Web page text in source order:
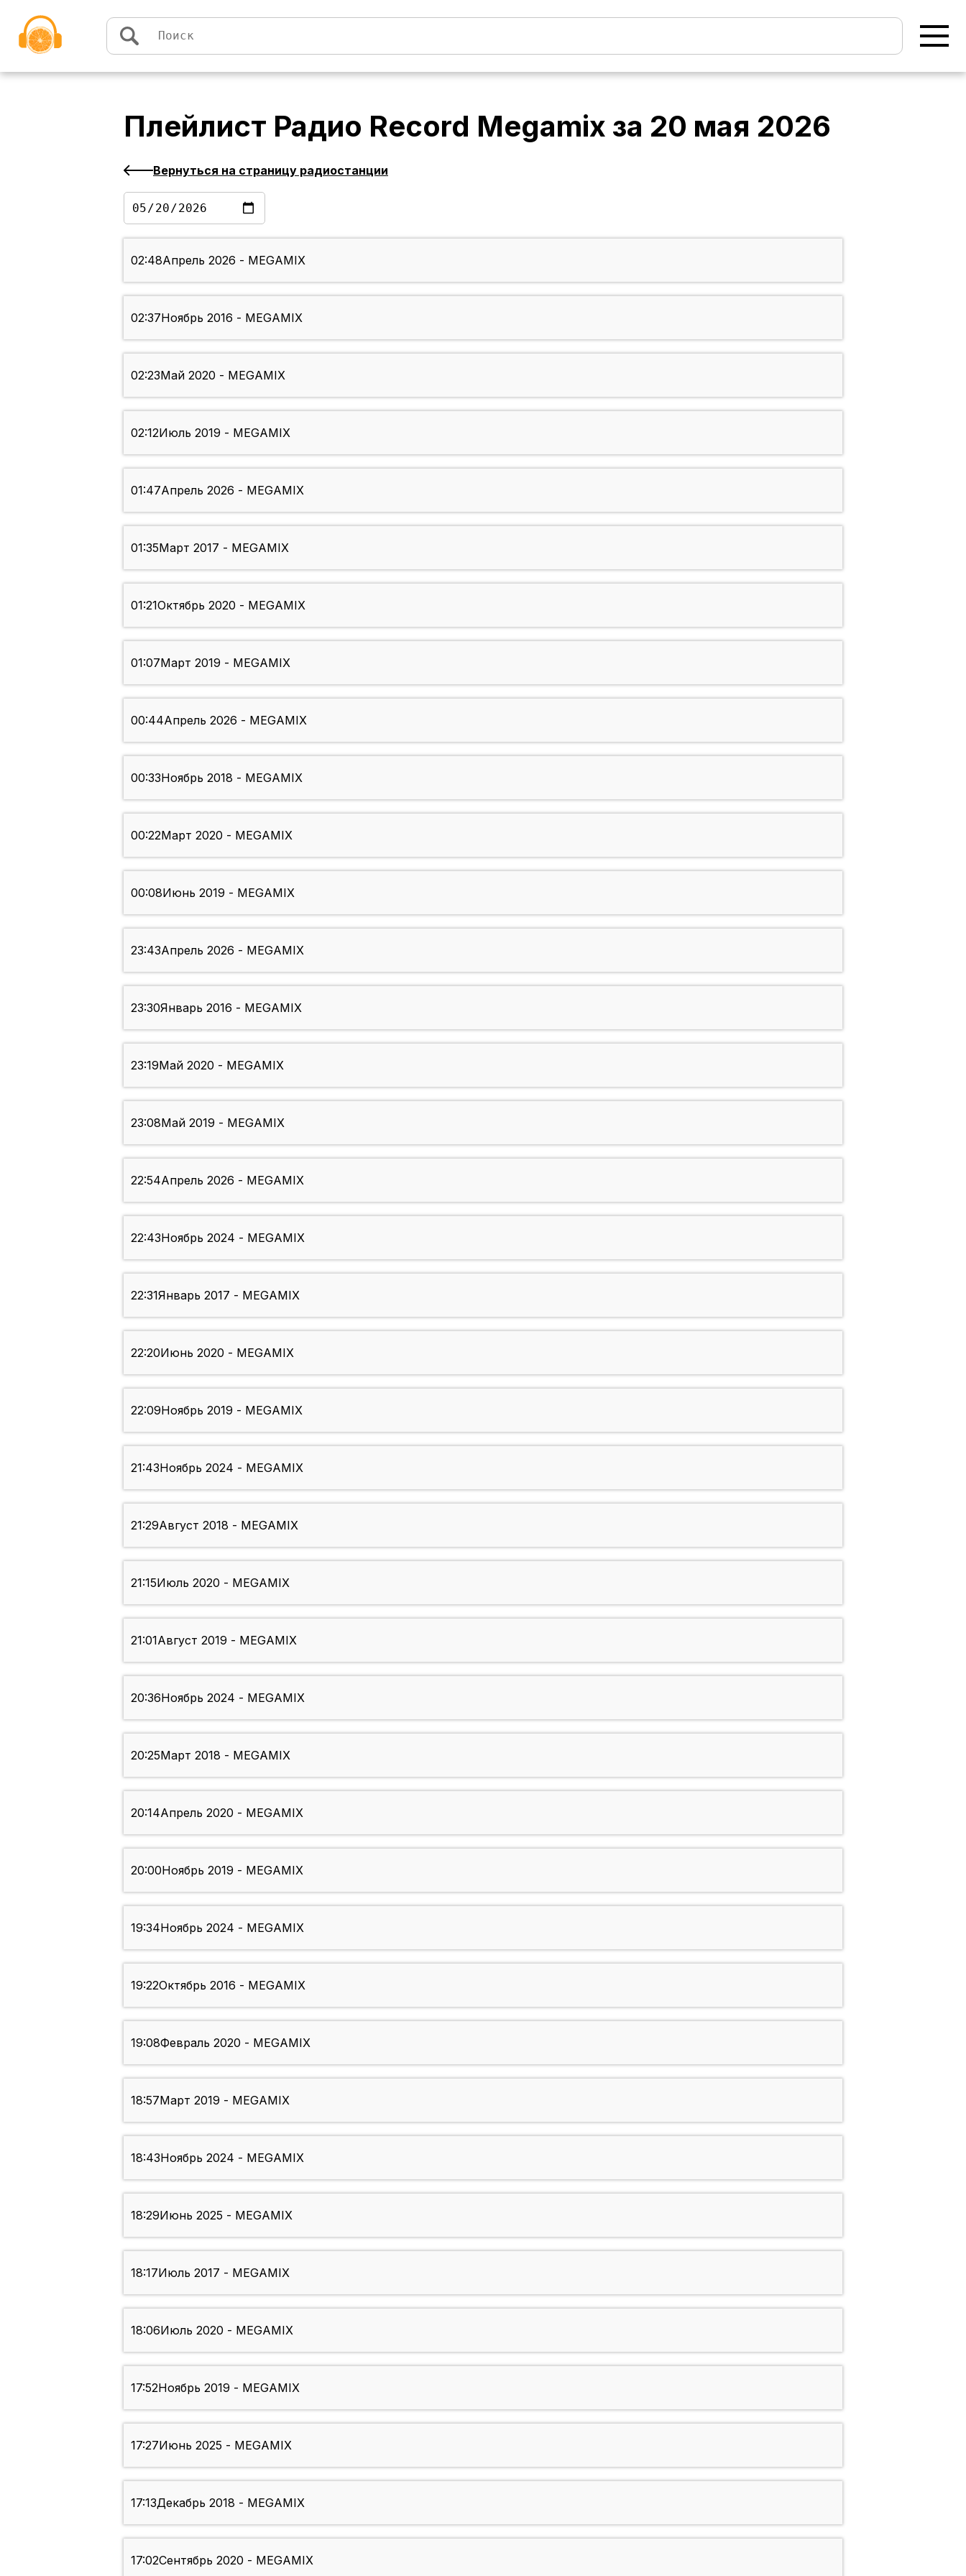
Плейлист Радио Record Megamix за 20 мая 2026
Вернуться на страницу радиостанции
02:48Апрель 2026 - MEGAMIX
02:37Ноябрь 2016 - MEGAMIX
02:23Май 2020 - MEGAMIX
02:12Июль 2019 - MEGAMIX
01:47Апрель 2026 - MEGAMIX
01:35Март 2017 - MEGAMIX
01:21Октябрь 2020 - MEGAMIX
01:07Март 2019 - MEGAMIX
00:44Апрель 2026 - MEGAMIX
00:33Ноябрь 2018 - MEGAMIX
00:22Март 2020 - MEGAMIX
00:08Июнь 2019 - MEGAMIX
23:43Апрель 2026 - MEGAMIX
23:30Январь 2016 - MEGAMIX
23:19Май 2020 - MEGAMIX
23:08Май 2019 - MEGAMIX
22:54Апрель 2026 - MEGAMIX
22:43Ноябрь 2024 - MEGAMIX
22:31Январь 2017 - MEGAMIX
22:20Июнь 2020 - MEGAMIX
22:09Ноябрь 2019 - MEGAMIX
21:43Ноябрь 2024 - MEGAMIX
21:29Август 2018 - MEGAMIX
21:15Июль 2020 - MEGAMIX
21:01Август 2019 - MEGAMIX
20:36Ноябрь 2024 - MEGAMIX
20:25Март 2018 - MEGAMIX
20:14Апрель 2020 - MEGAMIX
20:00Ноябрь 2019 - MEGAMIX
19:34Ноябрь 2024 - MEGAMIX
19:22Октябрь 2016 - MEGAMIX
19:08Февраль 2020 - MEGAMIX
18:57Март 2019 - MEGAMIX
18:43Ноябрь 2024 - MEGAMIX
18:29Июнь 2025 - MEGAMIX
18:17Июль 2017 - MEGAMIX
18:06Июль 2020 - MEGAMIX
17:52Ноябрь 2019 - MEGAMIX
17:27Июнь 2025 - MEGAMIX
17:13Декабрь 2018 - MEGAMIX
17:02Сентябрь 2020 - MEGAMIX